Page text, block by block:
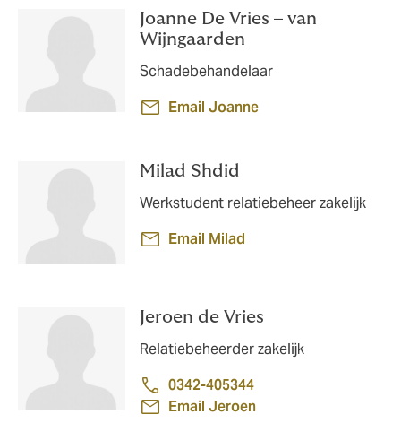
Joanne De Vries – van
Wijngaarden
Schadebehandelaar
Email Joanne
Milad Shdid
Werkstudent relatiebeheer zakelijk
Email Milad
Jeroen de Vries
Relatiebeheerder zakelijk
0342-405344
Email Jeroen